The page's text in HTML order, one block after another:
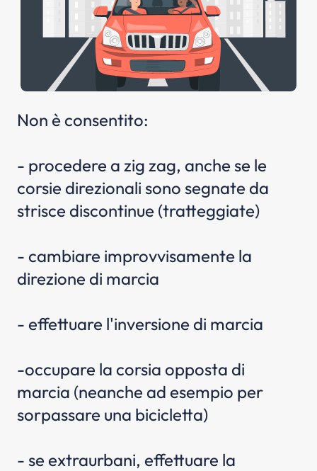
Non è consentito:
- procedere a zig zag, anche se le
corsie direzionali sono segnate da
strisce discontinue (tratteggiate)
- cambiare improvvisamente la
direzione di marcia
- effettuare l'inversione di marcia
-occupare la corsia opposta di
marcia (neanche ad esempio per
sorpassare una bicicletta)
- se extraurbani, effettuare la